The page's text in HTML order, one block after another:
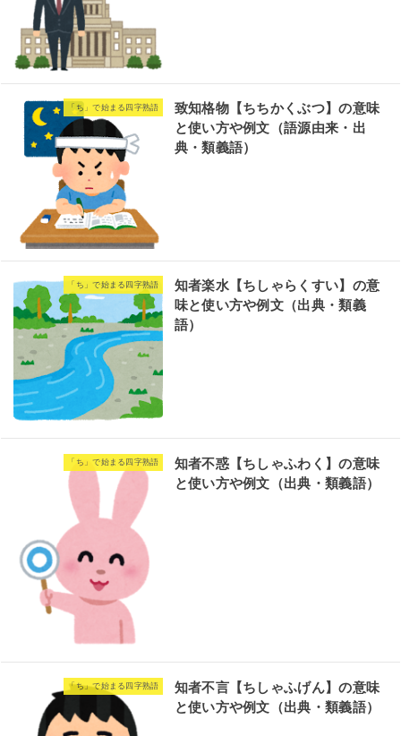
「ち」で始まる四字熟語
致知格物【ちちかくぶつ】の意味
と使い方や例文（語源由来・出
典・類義語）
「ち」で始まる四字熟語
知者楽水【ちしゃらくすい】の意
味と使い方や例文（出典・類義
語）
「ち」で始まる四字熟語
知者不惑【ちしゃふわく】の意味
と使い方や例文（出典・類義語）
「ち」で始まる四字熟語
知者不言【ちしゃふげん】の意味
と使い方や例文（出典・類義語）